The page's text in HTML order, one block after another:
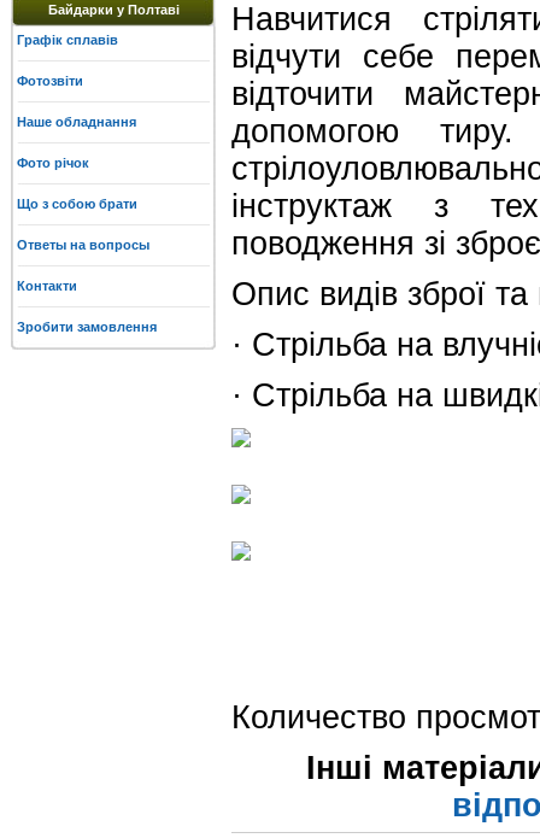
Байдарки у Полтаві
Графік сплавів
Фотозвіти
Наше обладнання
Фото річок
Що з собою брати
Ответы на вопросы
Контакти
Зробити замовлення
Навчитися
відчути себе
відточити
допомогою
інструктаж з
поводження зі
Опис видів зброї та
· Стрільба на
· Стрільба на
Количество
Інші